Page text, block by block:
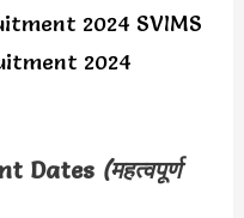
2024 SVIMS
2024
Dates (महत्वपूर्ण